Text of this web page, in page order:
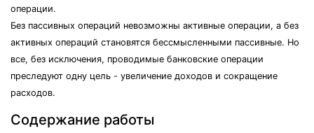
операции.
Без пассивных операций невозможны активные операции, а без
активных операций становятся бессмысленными пассивные. Но
все, без исключения, проводимые банковские операции
преследуют одну цель - увеличение доходов и сокращение
расходов.
Содержание работы